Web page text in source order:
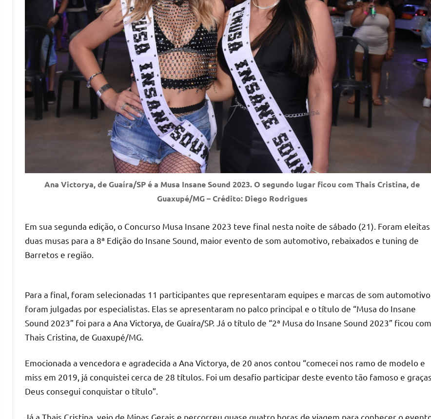
Ana Victorya, de Guaíra/SP é a Musa Insane Sound 2023. O segundo lugar ficou com Thais Cristina, de
Guaxupé/MG – Crédito: Diego Rodrigues
Em sua segunda edição, o Concurso Musa Insane 2023 teve final nesta noite de sábado (21). Foram eleitas
duas musas para a 8ª Edição do Insane Sound, maior evento de som automotivo, rebaixados e tuning de
Barretos e região.
Para a final, foram selecionadas 11 participantes que representaram equipes e marcas de som
foram julgadas por especialistas. Elas se apresentaram no palco principal e o título de “Musa do Insane
Sound 2023” foi para a Ana Victorya, de Guaíra/SP. Já o título de “2ª Musa do Insane Sound 2023” ficou com
Thais Cristina, de Guaxupé/MG.
Emocionada a vencedora e agradecida a Ana Victorya, de 20 anos contou “comecei nos ramo de modelo e
miss em 2019, já conquistei cerca de 28 títulos. Foi um desafio participar deste evento tão famoso e
Deus consegui conquistar o título”.
Já a Thais Cristina, veio de Minas Gerais e percorreu quase quatro horas de viagem para conhecer o